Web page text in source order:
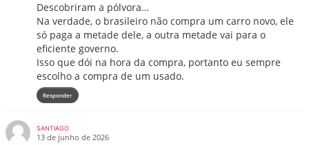
Descobriram a pólvora…
Na verdade, o brasileiro não compra um carro novo, ele
só paga a metade dele, a outra metade vai para o
eficiente governo.
Isso que dói na hora da compra, portanto eu sempre
escolho a compra de um usado.
Responder
SANTIAGO
13 de junho de 2026